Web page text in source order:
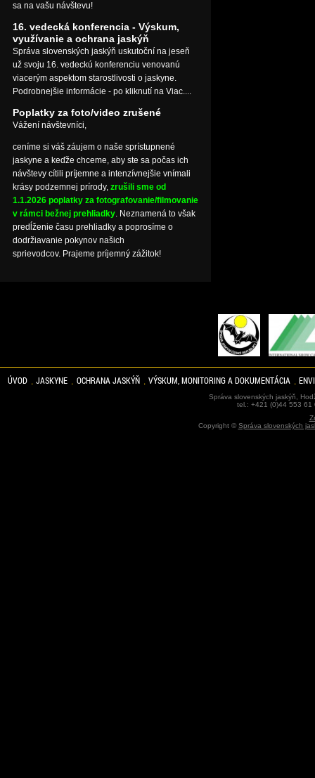
sa na vašu návštevu!
16. vedecká konferencia - Výskum,
využívanie a ochrana jaskýň
Správa slovenských jaskýň uskutoční na jeseň
už svoju 16. vedeckú konferenciu venovanú
viacerým aspektom starostlivosti o jaskyne.
Podrobnejšie informácie - po kliknutí na Viac....
Poplatky za foto/video zrušené
Vážení návštevníci,
ceníme si váš záujem o naše sprístupnené
jaskyne a keďže chceme, aby ste sa počas ich
návštevy cítili príjemne a intenzívnejšie vnímali
krásy podzemnej prírody, zrušili sme od
1.1.2026 poplatky za fotografovanie/filmovanie
v rámci bežnej prehliadky. Neznamená to však
predĺženie času prehliadky a poprosíme o
dodržiavanie pokynov našich
sprievodcov. Prajeme príjemný zážitok!
ÚVOD JASKYNE OCHRANA JASKÝŇ VÝSKUM, MONITORING A DOKUMENTÁCIA
Správa slovenských jaskýň,
tel.: +421 (0)44 553
Copyright ©Správa slovenských